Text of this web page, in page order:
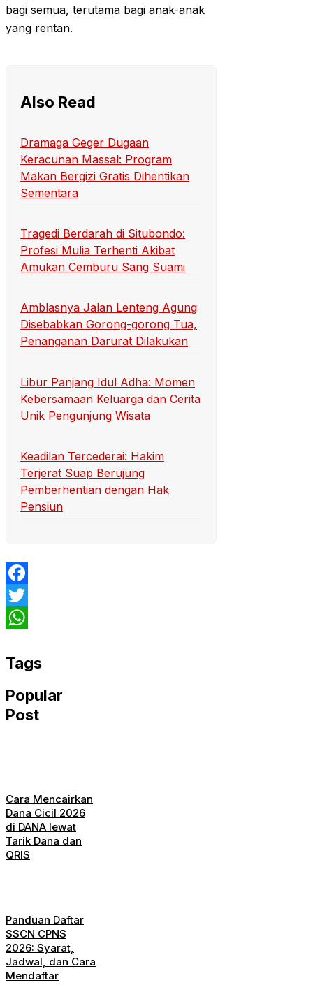
bagi semua, terutama bagi anak-anak
yang rentan.
Also Read
Dramaga Geger Dugaan
Keracunan Massal: Program
Makan Bergizi Gratis Dihentikan
Sementara
Tragedi Berdarah di Situbondo:
Profesi Mulia Terhenti Akibat
Amukan Cemburu Sang Suami
Amblasnya Jalan Lenteng Agung
Disebabkan Gorong-gorong Tua,
Penanganan Darurat Dilakukan
Libur Panjang Idul Adha: Momen
Kebersamaan Keluarga dan Cerita
Unik Pengunjung Wisata
Keadilan Tercederai: Hakim
Terjerat Suap Berujung
Pemberhentian dengan Hak
Pensiun
Facebook
Twitter
Tags
Popular
Post
Cara Mencairkan
Dana Cicil 2026
di DANA lewat
Tarik Dana dan
QRIS
Panduan Daftar
SSCN CPNS
2026: Syarat,
Jadwal, dan Cara
Mendaftar